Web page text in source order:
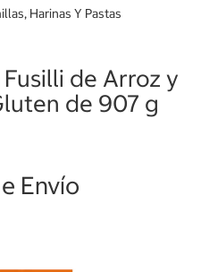
Harinas Y Pastas
de Arroz y
de 907 g
Envío